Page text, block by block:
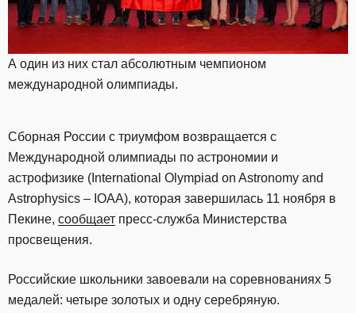
А один из них стал абсолютным чемпионом
международной олимпиады.
Сборная России с триумфом возвращается с
Международной олимпиады по астрономии и
астрофизике (International Olympiad on Astronomy and
Astrophysics – IOAA), которая завершилась 11 ноября в
Пекине, сообщает пресс-служба Министерства
просвещения.
Российские школьники завоевали на соревнованиях 5
медалей: четыре золотых и одну серебряную.